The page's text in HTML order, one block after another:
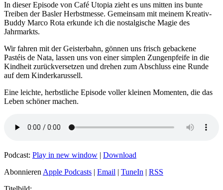
In dieser Episode von Café Utopia zieht es uns mitten ins bunte
Treiben der Basler Herbstmesse. Gemeinsam mit meinem Kreativ-
Buddy Marco Rota erkunde ich die nostalgische Magie des
Jahrmarkts.
Wir fahren mit der Geisterbahn, gönnen uns frisch gebackene
Pastéis de Nata, lassen uns von einer simplen Zungenpfeife in die
Kindheit zurückversetzen und drehen zum Abschluss eine Runde
auf dem Kinderkarussell.
Eine leichte, herbstliche Episode voller kleinen Momenten, die das
Leben schöner machen.
Podcast: Play in new window | Download
Abonnieren Apple Podcasts | Email | TuneIn | RSS